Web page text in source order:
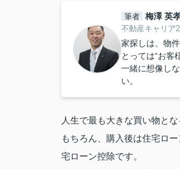
筆者 梅澤 英
不動産キャリア
家探しは、物
とっては“お客
一緒に想像し
い。
人生で最も大きな買い物と
もちろん、購入後は住宅ロ
宅ローン控除です。